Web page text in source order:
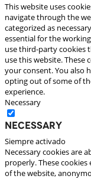
This website uses
navigate through the
categorized as
essential for the
use third-party cookies
use this website.
your consent. You also
opting out of some of
experience.
Necessary
Necessary
Siempre activado
Necessary cookies are
properly. These
of the website,